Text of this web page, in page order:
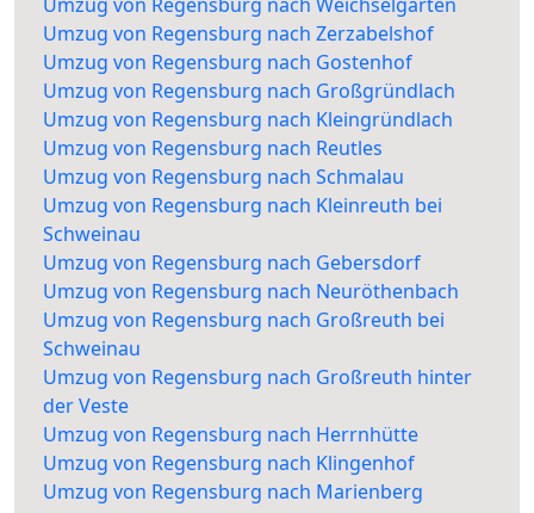
Umzug von Regensburg nach Zerzabelshof
Umzug von Regensburg nach Gostenhof
Umzug von Regensburg nach Großgründlach
Umzug von Regensburg nach Kleingründlach
Umzug von Regensburg nach Reutles
Umzug von Regensburg nach Schmalau
Umzug von Regensburg nach Kleinreuth bei
Schweinau
Umzug von Regensburg nach Gebersdorf
Umzug von Regensburg nach Neuröthenbach
Umzug von Regensburg nach Großreuth bei
Schweinau
Umzug von Regensburg nach Großreuth hinter
der Veste
Umzug von Regensburg nach Herrnhütte
Umzug von Regensburg nach Klingenhof
Umzug von Regensburg nach Marienberg